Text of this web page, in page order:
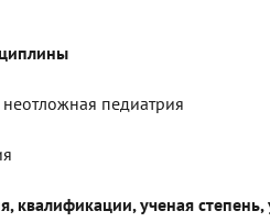
педиатрия
квалификации, ученая степень,